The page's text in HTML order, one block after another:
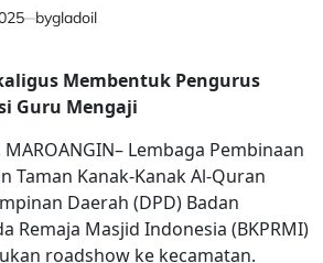
bygladoil
Membentuk Pengurus
Guru Mengaji
MAROANGIN– Lembaga Pembinaan
Taman Kanak-Kanak Al-Quran
Daerah (DPD) Badan
Remaja Masjid Indonesia (BKPRMI)
roadshow ke kecamatan.